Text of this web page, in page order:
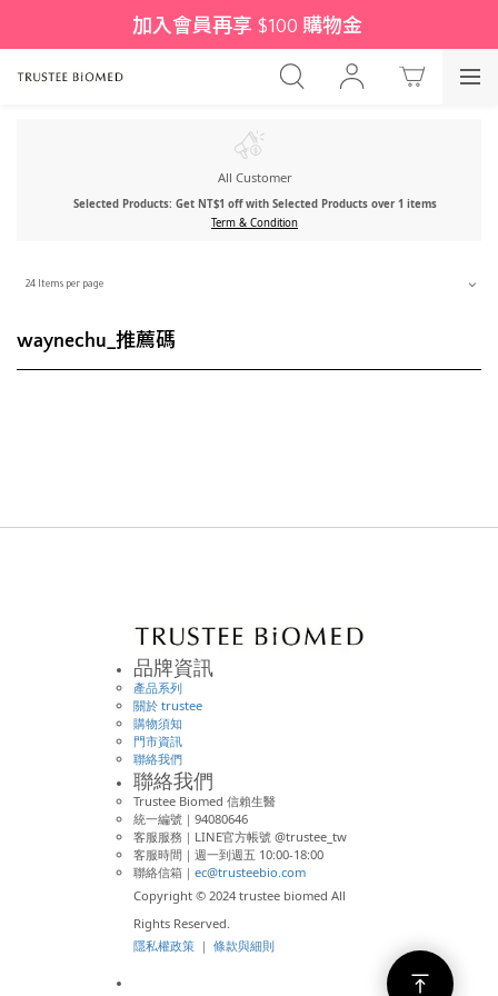
加入會員再享 $100 購物金
All Customer
Selected Products: Get NT$1 off with Selected Products over 1 items
Term & Condition
24 Items per page
waynechu_推薦碼
品牌資訊
產品系列
關於 trustee
購物須知
門市資訊
聯絡我們
聯絡我們
Trustee Biomed 信賴生醫
統一編號｜94080646
客服服務｜LINE官方帳號 @trustee_tw
客服時間｜週一到週五 10:00-18:00
聯絡信箱｜ ec@trusteebio.com
Copyright © 2024 trustee biomed All
Rights Reserved.
隱私權政策 ｜ 條款與細則